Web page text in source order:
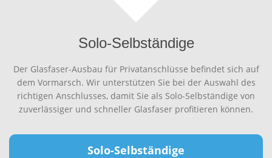
Solo-Selbständige
Der Glasfaser-Ausbau für Privatanschlüsse befindet sich auf
dem Vormarsch. Wir unterstützen Sie bei der Auswahl des
richtigen Anschlusses, damit Sie als Solo-Selbständige von
zuverlässiger und schneller Glasfaser profitieren können.
Solo-Selbständige